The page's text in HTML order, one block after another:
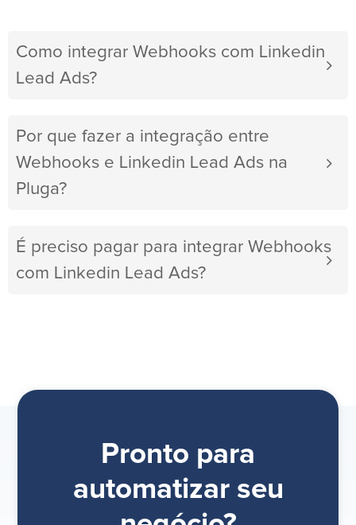
Como integrar Webhooks com Linkedin
Lead Ads?
Por que fazer a integração entre
Webhooks e Linkedin Lead Ads na
Pluga?
É preciso pagar para integrar Webhooks
com Linkedin Lead Ads?
Pronto para
automatizar seu